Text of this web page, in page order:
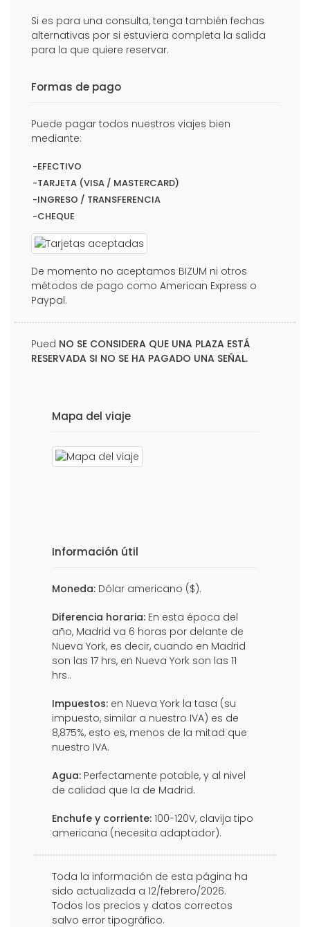
Si es para una consulta, tenga también fechas
alternativas por si estuviera completa la salida
para la que quiere reservar.
Formas de pago
Puede pagar todos nuestros viajes bien
mediante:
-EFECTIVO
-TARJETA (VISA / MASTERCARD)
-INGRESO / TRANSFERENCIA
-CHEQUE
De momento no aceptamos BIZUM ni otros
métodos de pago como American Express o
Paypal.
Pued NO SE CONSIDERA QUE UNA PLAZA ESTÁ
RESERVADA SI NO SE HA PAGADO UNA SEÑAL.
Mapa del viaje
Información útil
Moneda: Dólar americano ($).
Diferencia horaria: En esta época del
año, Madrid va 6 horas por delante de
Nueva York, es decir, cuando en Madrid
son las 17 hrs, en Nueva York son las 11
hrs..
Impuestos: en Nueva York la tasa (su
impuesto, similar a nuestro IVA) es de
8,875%, esto es, menos de la mitad que
nuestro IVA.
Agua: Perfectamente potable, y al nivel
de calidad que la de Madrid.
Enchufe y corriente: 100-120V, clavija tipo
americana (necesita adaptador).
Toda la información de esta página ha
sido actualizada a 12/febrero/2026.
Todos los precios y datos correctos
salvo error tipográfico.